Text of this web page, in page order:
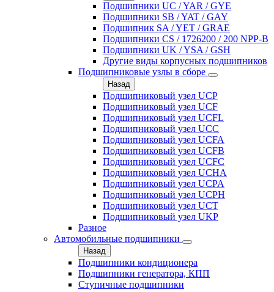
Подшипники UC / YAR / GYE
Подшипники SB / YAT / GAY
Подшипник SA / YET / GRAE
Подшипники CS / 1726200 / 200 NPP-B
Подшипники UK / YSA / GSH
Другие виды корпусных подшипников
Подшипниковые узлы в сборе
Назад
Подшипниковый узел UCP
Подшипниковый узел UCF
Подшипниковый узел UCFL
Подшипниковый узел UCC
Подшипниковый узел UCFA
Подшипниковый узел UCFB
Подшипниковый узел UCFC
Подшипниковый узел UCHA
Подшипниковый узел UCPA
Подшипниковый узел UCPH
Подшипниковый узел UCT
Подшипниковый узел UKP
Разное
Автомобильные подшипники
Назад
Подшипники кондиционера
Подшипники генератора, КПП
Ступичные подшипники